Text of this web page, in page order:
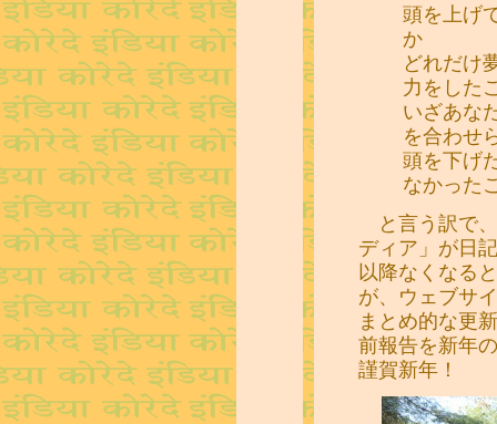
頭を上げ
か
どれだけ
力をした
いざあな
を合わせ
頭を下げ
なかった
と言う訳で
ディア」が日
以降なくなる
が、ウェブサ
まとめ的な更
前報告を新年
謹賀新年！